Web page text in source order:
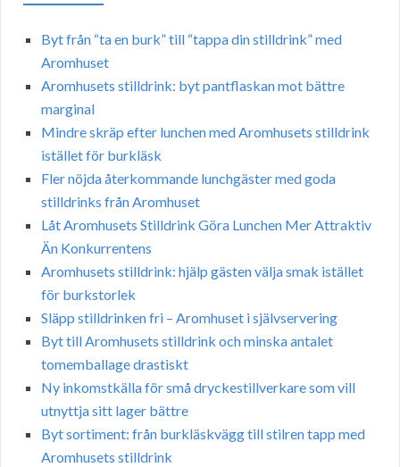
Byt från “ta en burk” till “tappa din stilldrink” med
Aromhuset
Aromhusets stilldrink: byt pantflaskan mot bättre
marginal
Mindre skräp efter lunchen med Aromhusets stilldrink
istället för burkläsk
Fler nöjda återkommande lunchgäster med goda
stilldrinks från Aromhuset
Låt Aromhusets Stilldrink Göra Lunchen Mer Attraktiv
Än Konkurrentens
Aromhusets stilldrink: hjälp gästen välja smak istället
för burkstorlek
Släpp stilldrinken fri – Aromhuset i självservering
Byt till Aromhusets stilldrink och minska antalet
tomemballage drastiskt
Ny inkomstkälla för små dryckestillverkare som vill
utnyttja sitt lager bättre
Byt sortiment: från burkläskvägg till stilren tapp med
Aromhusets stilldrink